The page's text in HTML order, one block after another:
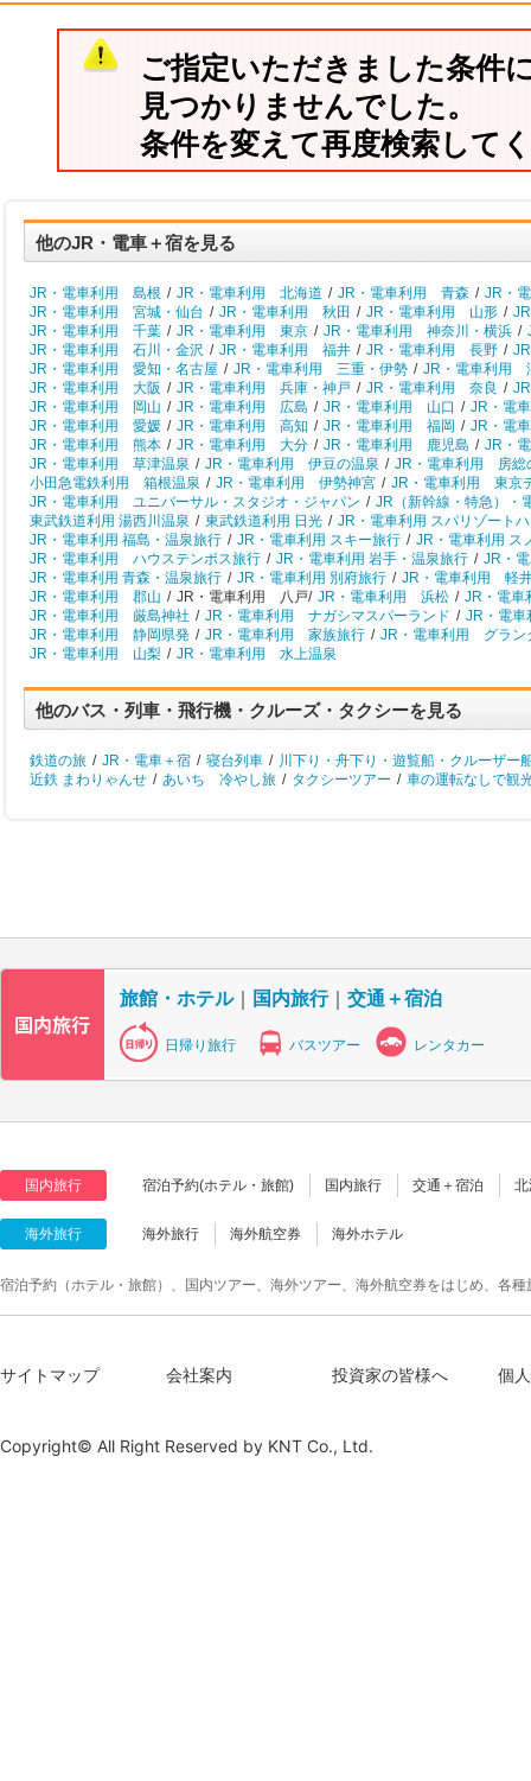
ご指定いただきました条件
見つかりませんでした。
条件を変えて再度検索して
他のJR・電車＋宿を見る
JR・電車利用 島根 / JR・電車利用 北海道 / JR・電車利用 青森 / JR・
JR・電車利用 宮城・仙台 / JR・電車利用 秋田 / JR・電車利用 山形 /
JR・電車利用 千葉 / JR・電車利用 東京 / JR・電車利用 神奈川・横浜 /
JR・電車利用 石川・金沢 / JR・電車利用 福井 / JR・電車利用 長野 /
JR・電車利用 愛知・名古屋 / JR・電車利用 三重・伊勢 / JR・電車利用
JR・電車利用 大阪 / JR・電車利用 兵庫・神戸 / JR・電車利用 奈良 /
JR・電車利用 岡山 / JR・電車利用 広島 / JR・電車利用 山口 / JR・電
JR・電車利用 愛媛 / JR・電車利用 高知 / JR・電車利用 福岡 / JR・電
JR・電車利用 熊本 / JR・電車利用 大分 / JR・電車利用 鹿児島 / JR・
JR・電車利用 草津温泉 / JR・電車利用 伊豆の温泉 / JR・電車利用 房総
小田急電鉄利用 箱根温泉 / JR・電車利用 伊勢神宮 / JR・電車利用 東京
JR・電車利用 ユニバーサル・スタジオ・ジャパン / JR（新幹線・特急）・
東武鉄道利用 湯西川温泉 / 東武鉄道利用 日光 / JR・電車利用 スパリゾート
JR・電車利用 福島・温泉旅行 / JR・電車利用 スキー旅行 / JR・電車利用 ス
JR・電車利用 ハウステンボス旅行 / JR・電車利用 岩手・温泉旅行 / JR・
JR・電車利用 青森・温泉旅行 / JR・電車利用 別府旅行 / JR・電車利用 軽
JR・電車利用 郡山 / JR・電車利用 八戸/ JR・電車利用 浜松 / JR・電
JR・電車利用 厳島神社 / JR・電車利用 ナガシマスパーランド / JR・電
JR・電車利用 静岡県発 / JR・電車利用 家族旅行 / JR・電車利用 グラン
JR・電車利用 山梨 / JR・電車利用 水上温泉
他のバス・列車・飛行機・クルーズ・タクシーを見る
鉄道の旅 / JR・電車＋宿 / 寝台列車 / 川下り・舟下り・遊覧船・クルーザー
近鉄 まわりゃんせ / あいち 冷やし旅 / タクシーツアー / 車の運転なしで観
旅館・ホテル｜ 国内旅行｜ 交通＋宿泊
日帰り旅行 バスツアー レンタカー
国内旅行 宿泊予約(ホテル・旅館) 国内旅行 交通＋宿泊
海外旅行 海外旅行 海外航空券 海外ホテル
宿泊予約（ホテル・旅館）、国内ツアー、海外ツアー、海外航空券をはじめ、各
サイトマップ 会社案内 投資家の皆様へ 個
Copyright© All Right Reserved by KNT Co., Ltd.